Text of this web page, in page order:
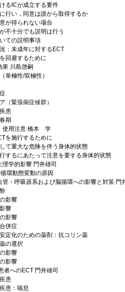
ICが成立する要件
い，同意は誰から取得するか
得られない場合
十分でも説明は行う
の説明事項
未成年に対するECT
避するために
川島啓嗣
極性/双極性）
緊張病症候群）
患
期
用注意 橋本 学
施行するために
重大な危険を伴う身体的状態
るにあたって注意を要する身体的状態
学的影響 門井雄司
動態変動の原因
・呼吸器系および脳循環への影響と対策 門
影響
響
影響
併症
化のための薬剤：抗コリン薬
の選択
影響
影響
へのECT 門井雄司
患
患：喘息